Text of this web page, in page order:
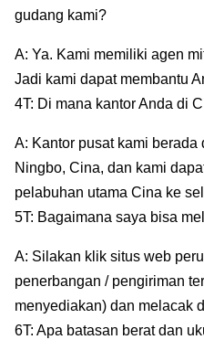
gudang kami?
A: Ya. Kami memiliki agen
Jadi kami dapat membantu
4T: Di mana kantor Anda di
A: Kantor pusat kami
Ningbo, Cina, dan kami
pelabuhan utama Cina ke
5T: Bagaimana saya bisa
A: Silakan klik situs web
penerbangan / pengiriman
menyediakan) dan melacak
6T: Apa batasan berat dan